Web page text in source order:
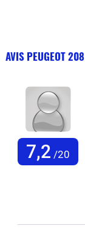
AVIS PEUGEOT 208
7,2 /20